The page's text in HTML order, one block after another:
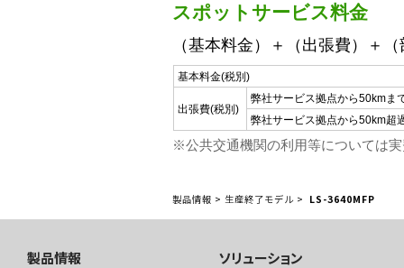
スポットサービス料金
（基本料金）＋（出張費）＋
基本料金(税別)
出張費(税別)
弊社サービス拠点から50kmま
弊社サービス拠点から50km超
※公共交通機関の利用等については
製品情報 > 生産終了モデル > LS-3640MFP
製品情報 ソリューション